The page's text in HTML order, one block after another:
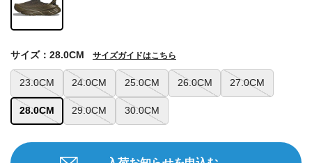
23.0CM 24.0CM 25.0CM 26.0CM 27.0CM
28.0CM 29.0CM 30.0CM
サイズ：28.0CM サイズガイドはこちら